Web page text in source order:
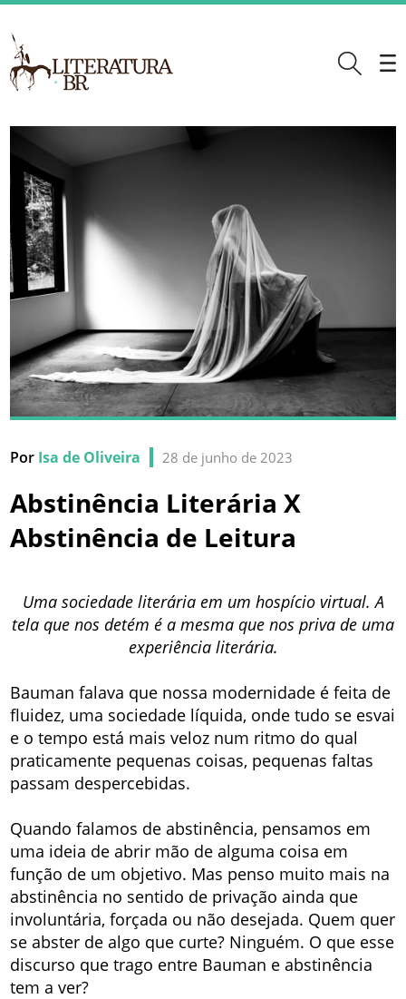
Por Isa de Oliveira 28 de junho de 2023
Abstinência Literária X
Abstinência de Leitura
Uma sociedade literária em um hospício virtual. A
tela que nos detém é a mesma que nos priva de uma
experiência literária.
Bauman falava que nossa modernidade é feita de
fluidez, uma sociedade líquida, onde tudo se esvai
e o tempo está mais veloz num ritmo do qual
praticamente pequenas coisas, pequenas faltas
passam despercebidas.
Quando falamos de abstinência, pensamos em
uma ideia de abrir mão de alguma coisa em
função de um objetivo. Mas penso muito mais na
abstinência no sentido de privação ainda que
involuntária, forçada ou não desejada. Quem quer
se abster de algo que curte? Ninguém. O que esse
discurso que trago entre Bauman e abstinência
tem a ver?